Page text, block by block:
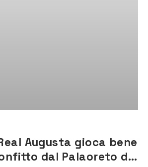
Augusta gioca bene
dal Palaoreto di